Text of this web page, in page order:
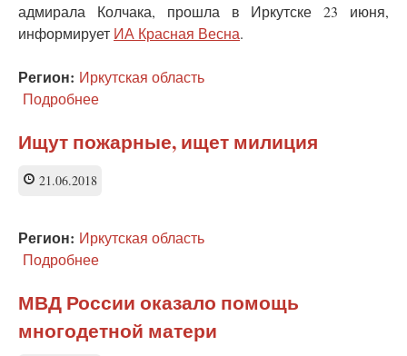
адмирала Колчака, прошла в Иркутске 23 июня,
информирует ИА Красная Весна.
Регион: Иркутская область
Подробнее
в
Иркутске:
о
Ищут пожарные, ищет милиция
21.06.2018
Регион: Иркутская область
Подробнее
пожарные,
ищет
милиция
МВД России оказало помощь
многодетной матери